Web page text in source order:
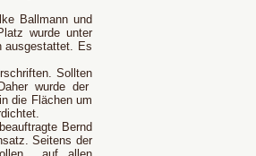
Ballmann und
wurde unter
ausgestattet. Es
Sollten
wurde der
die Flächen um
Bernd
Seitens der